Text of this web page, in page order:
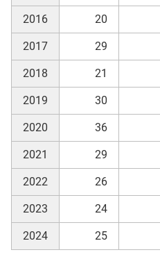
2016 20
2017 29
2018 21
2019 30
2020 36
2021 29
2022 26
2023 24
2024 25